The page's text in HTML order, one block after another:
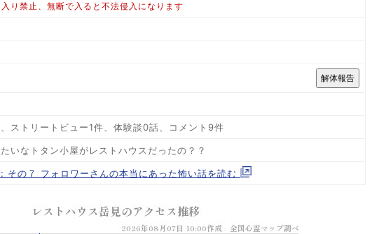
り禁止、無断で入ると不法侵入になります
ストリートビュー1件、体験談0話、コメント9件
いなトタン小屋がレストハウスだったの？？
その７ フォロワーさんの本当にあった怖い話を読む